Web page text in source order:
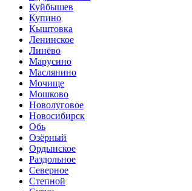
Куйбышев
Купино
Кыштовка
Ленинское
Линёво
Марусино
Маслянино
Мочище
Мошково
Новолуговое
Новосибирск
Обь
Озёрный
Ордынское
Раздольное
Северное
Степной